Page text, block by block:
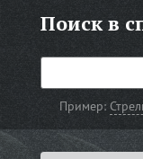
Поиск в
Пример: